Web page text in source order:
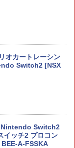
オカートレーシン
Switch2 [NSX
Switch2
イッチ2 プロコン
BEE-A-FSSKA